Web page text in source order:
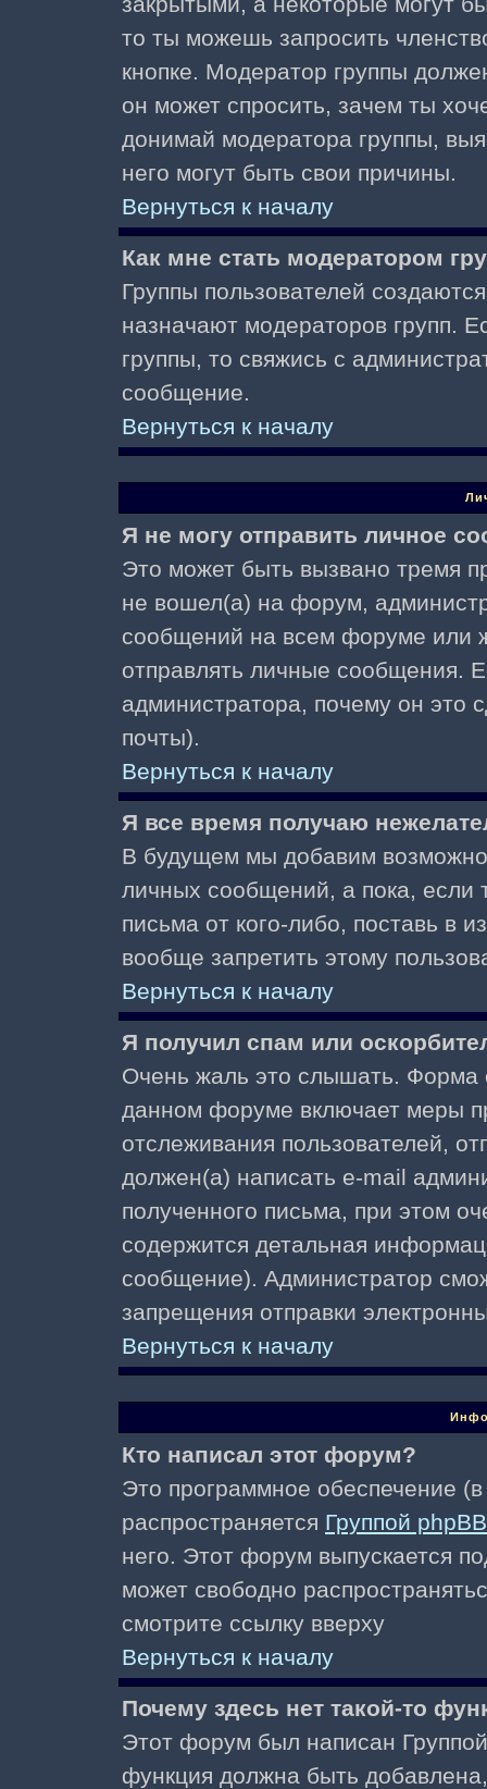
то ты можешь запросить
кнопке. Модератор группы
он может спросить, зачем ты
донимай модератора группы,
него могут быть свои причины.
Вернуться к началу
Как мне стать модератором
Группы пользователей
назначают модераторов групп.
группы, то свяжись с
сообщение.
Вернуться к началу
Я не могу отправить личное
Это может быть вызвано тремя
не вошел(а) на форум,
сообщений на всем форуме или
отправлять личные сообщения.
администратора, почему он это
почты).
Вернуться к началу
Я все время получаю
В будущем мы добавим
личных сообщений, а пока, если
письма от кого-либо, поставь в
вообще запретить этому
Вернуться к началу
Я получил спам или
Очень жаль это слышать. Форма
данном форуме включает меры
отслеживания пользователей,
должен(а) написать e-mail
полученного письма, при этом
содержится детальная
сообщение). Администратор
запрещения отправки
Вернуться к началу
Кто написал этот форум?
Это программное обеспечение
распространяется Группой phpBB
него. Этот форум выпускается
может свободно
смотрите ссылку вверху
Вернуться к началу
Почему здесь нет такой-то
Этот форум был написан
функция должна быть